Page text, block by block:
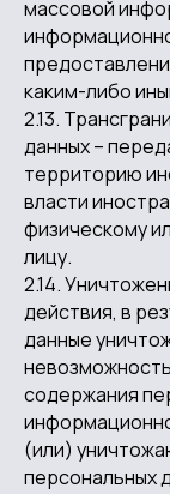
массовой
каким-либо
2.13.
данных –
территорию
власти
физическому
лицу.
2.14.
действия, в
данные
содержания
(или)
персональных